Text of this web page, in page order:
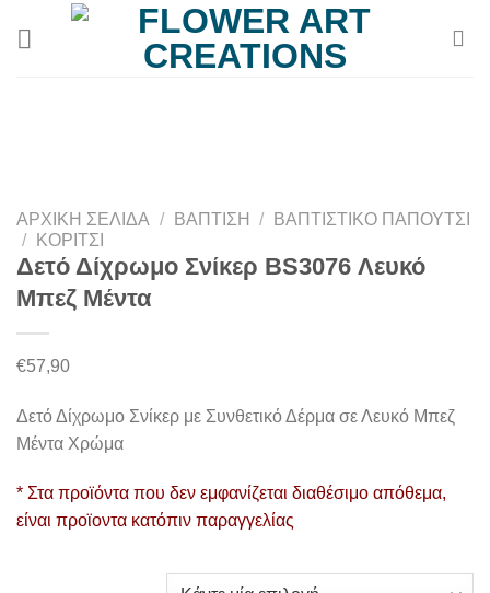
Μετάβαση
ΑΡΧΙΚΉ ΣΕΛΊΔΑ / ΒΆΠΤΙΣΗ /
ΒΑΠΤΙΣΤΙΚΌ ΠΑΠΟΎΤΣΙ
/
ΚΟΡΊΤΣΙ
Δετό Δίχρωμο Σνίκερ BS3076 Λευκό
Μπεζ Μέντα
€57,90
Δετό Δίχρωμο Σνίκερ με Συνθετικό Δέρμα σε Λευκό Μπεζ
Μέντα Χρώμα
* Στα προϊόντα που δεν εμφανίζεται διαθέσιμο απόθεμα,
είναι προϊοντα κατόπιν παραγγελίας